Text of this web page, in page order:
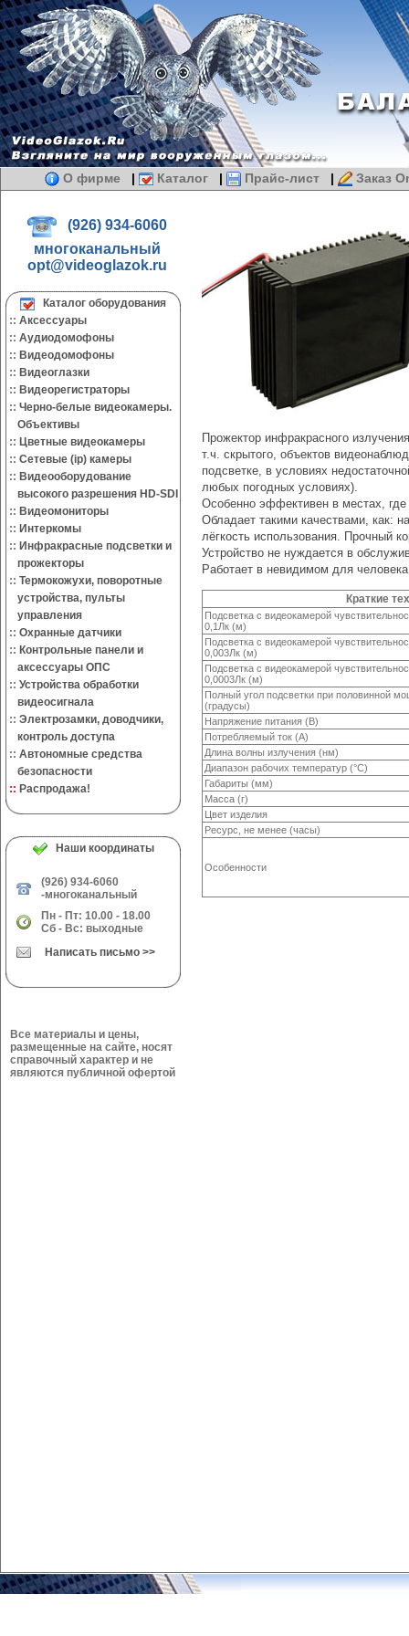
О фирме | Каталог | Прайс-лист | Заказ
(926) 934-6060
многоканальный
opt@videoglazok.ru
Каталог оборудования
:: Аксессуары
:: Аудиодомофоны
:: Видеодомофоны
:: Видеоглазки
:: Видеорегистраторы
:: Черно-белые видеокамеры.
Объективы
:: Цветные видеокамеры
:: Сетевые (ip) камеры
:: Видеооборудование
высокого разрешения HD-SDI
:: Видеомониторы
:: Интеркомы
:: Инфракрасные подсветки и
прожекторы
:: Термокожухи, поворотные
устройства, пульты
управления
:: Охранные датчики
:: Контрольные панели и
аксессуары ОПС
:: Устройства обработки
видеосигнала
:: Электрозамки, доводчики,
контроль доступа
:: Автономные средства
безопасности
:: Распродажа!
Наши координаты
(926) 934-6060
-многоканальный
Пн - Пт: 10.00 - 18.00
Сб - Вс: выходные
Написать письмо >>
Все материалы и цены,
размещенные на сайте, носят
справочный характер и не
являются публичной офертой
Прожектор инфракрасного
т.ч. скрытого, объектов
подсветке, в условиях
любых погодных условиях).
Особенно эффективен в местах,
Обладает такими качествами, как:
лёгкость использования. Прочный
Устройство не нуждается в
Работает в невидимом для
Краткие
Подсветка с видеокамерой
0,1Лк (м)
Подсветка с видеокамерой
0,003Лк (м)
Подсветка с видеокамерой
0,0003Лк (м)
Полный угол подсветки при половинной
(градусы)
Напряжение питания (В)
Потребляемый ток (А)
Длина волны излучения (нм)
Диапазон рабочих температур (°С)
Габариты (мм)
Масса (г)
Цвет изделия
Ресурс, не менее (часы)
Особенности